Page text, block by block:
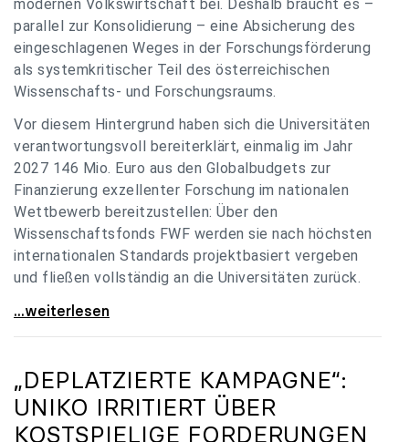
modernen Volkswirtschaft bei. Deshalb braucht es –
parallel zur Konsolidierung – eine Absicherung des
eingeschlagenen Weges in der Forschungsförderung
als systemkritischer Teil des österreichischen
Wissenschafts- und Forschungsraums.
Vor diesem Hintergrund haben sich die Universitäten
verantwortungsvoll bereiterklärt, einmalig im Jahr
2027 146 Mio. Euro aus den Globalbudgets zur
Finanzierung exzellenter Forschung im nationalen
Wettbewerb bereitzustellen: Über den
Wissenschaftsfonds FWF werden sie nach höchsten
internationalen Standards projektbasiert vergeben
und fließen vollständig an die Universitäten zurück.
Gemeinsam für einen starken Wissenschafts- und
...weiterlesen
„DEPLATZIERTE KAMPAGNE“:
UNIKO IRRITIERT ÜBER
KOSTSPIELIGE FORDERUNGEN